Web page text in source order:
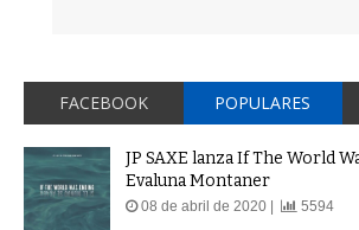
FACEBOOK POPULARES
JP SAXE lanza If The World
Evaluna Montaner
08 de abril de 2020 | 5594